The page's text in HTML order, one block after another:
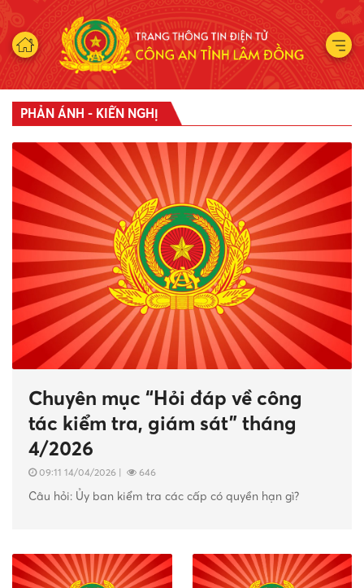
PHẢN ÁNH - KIẾN NGHỊ
Chuyên mục “Hỏi đáp về công
tác kiểm tra, giám sát” tháng
4/2026
09:11 14/04/2026 | 646
Câu hỏi: Ủy ban kiểm tra các cấp có quyền hạn gì?